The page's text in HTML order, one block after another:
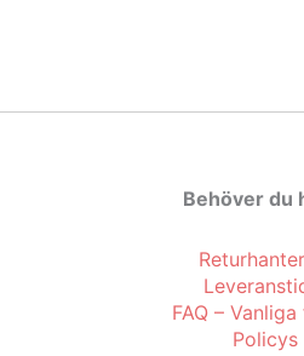
Behöver du
FAQ –
Policys